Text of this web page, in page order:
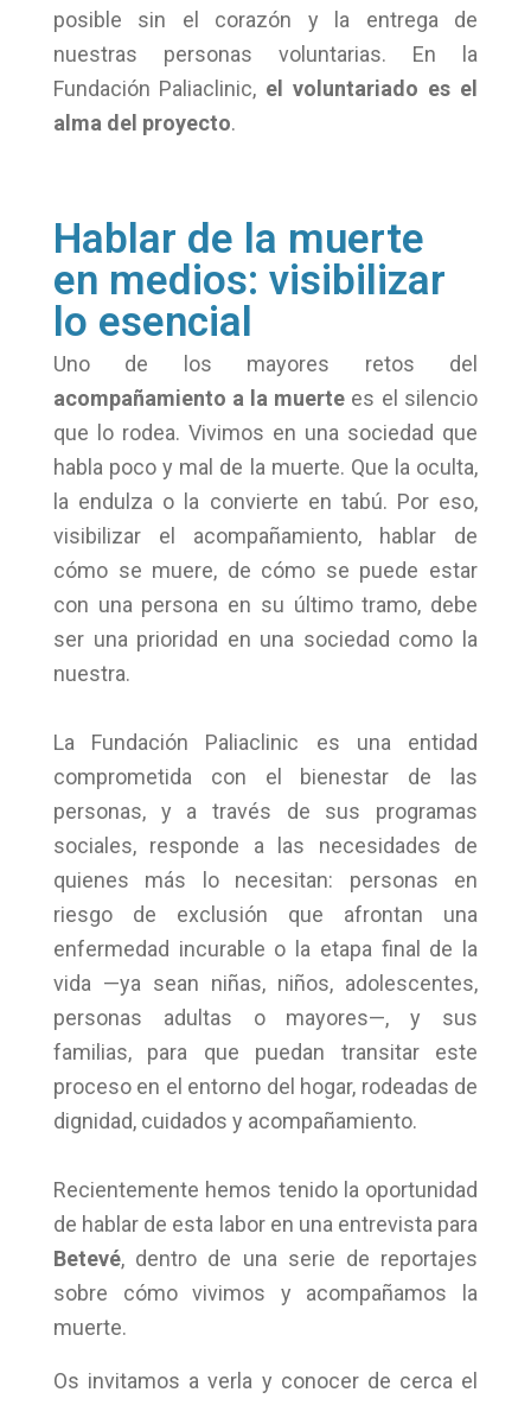
posible sin el corazón y la entrega de
nuestras personas voluntarias. En la
Fundación Paliaclinic, el voluntariado es el
alma del proyecto.
Hablar de la muerte
en medios: visibilizar
lo esencial
Uno de los mayores retos del
acompañamiento a la muerte es el silencio
que lo rodea. Vivimos en una sociedad que
habla poco y mal de la muerte. Que la oculta,
la endulza o la convierte en tabú. Por eso,
visibilizar el acompañamiento, hablar de
cómo se muere, de cómo se puede estar
con una persona en su último tramo, debe
ser una prioridad en una sociedad como la
nuestra.
La Fundación Paliaclinic es una entidad
comprometida con el bienestar de las
personas, y a través de sus programas
sociales, responde a las necesidades de
quienes más lo necesitan: personas en
riesgo de exclusión que afrontan una
enfermedad incurable o la etapa final de la
vida —ya sean niñas, niños, adolescentes,
personas adultas o mayores—, y sus
familias, para que puedan transitar este
proceso en el entorno del hogar, rodeadas de
dignidad, cuidados y acompañamiento.
Recientemente hemos tenido la oportunidad
de hablar de esta labor en una entrevista para
Betevé, dentro de una serie de reportajes
sobre cómo vivimos y acompañamos la
muerte.
Os invitamos a verla y conocer de cerca el